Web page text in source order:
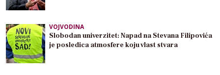
VOJVODINA
Slobodan univerzitet: Napad na Stevana Filipovića
je posledica atmosfere koju vlast stvara